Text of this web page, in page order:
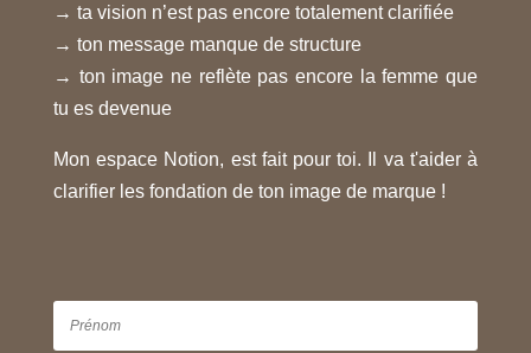
→ ta vision n’est pas encore totalement clarifiée
→ ton message manque de structure
→ ton image ne reflète pas encore la femme que
tu es devenue
Mon espace Notion, est fait pour toi. Il va t'aider à
clarifier les fondation de ton image de marque !